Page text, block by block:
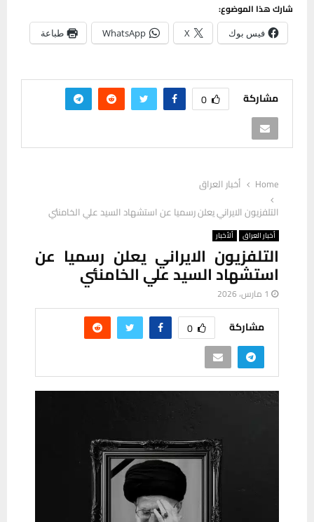
شارك هذا الموضوع:
فيس بوك X
WhatsApp طباعة
مشاركة 0
Home
أخبار العراق
التلفزيون الايراني يعلن رسميا عن استشهاد السيد علي الخامنئي
أخبار العراق ألأخبار
التلفزيون الايراني يعلن رسميا عن
استشهاد السيد علي الخامنئي
1 مارس، 2026
مشاركة 0